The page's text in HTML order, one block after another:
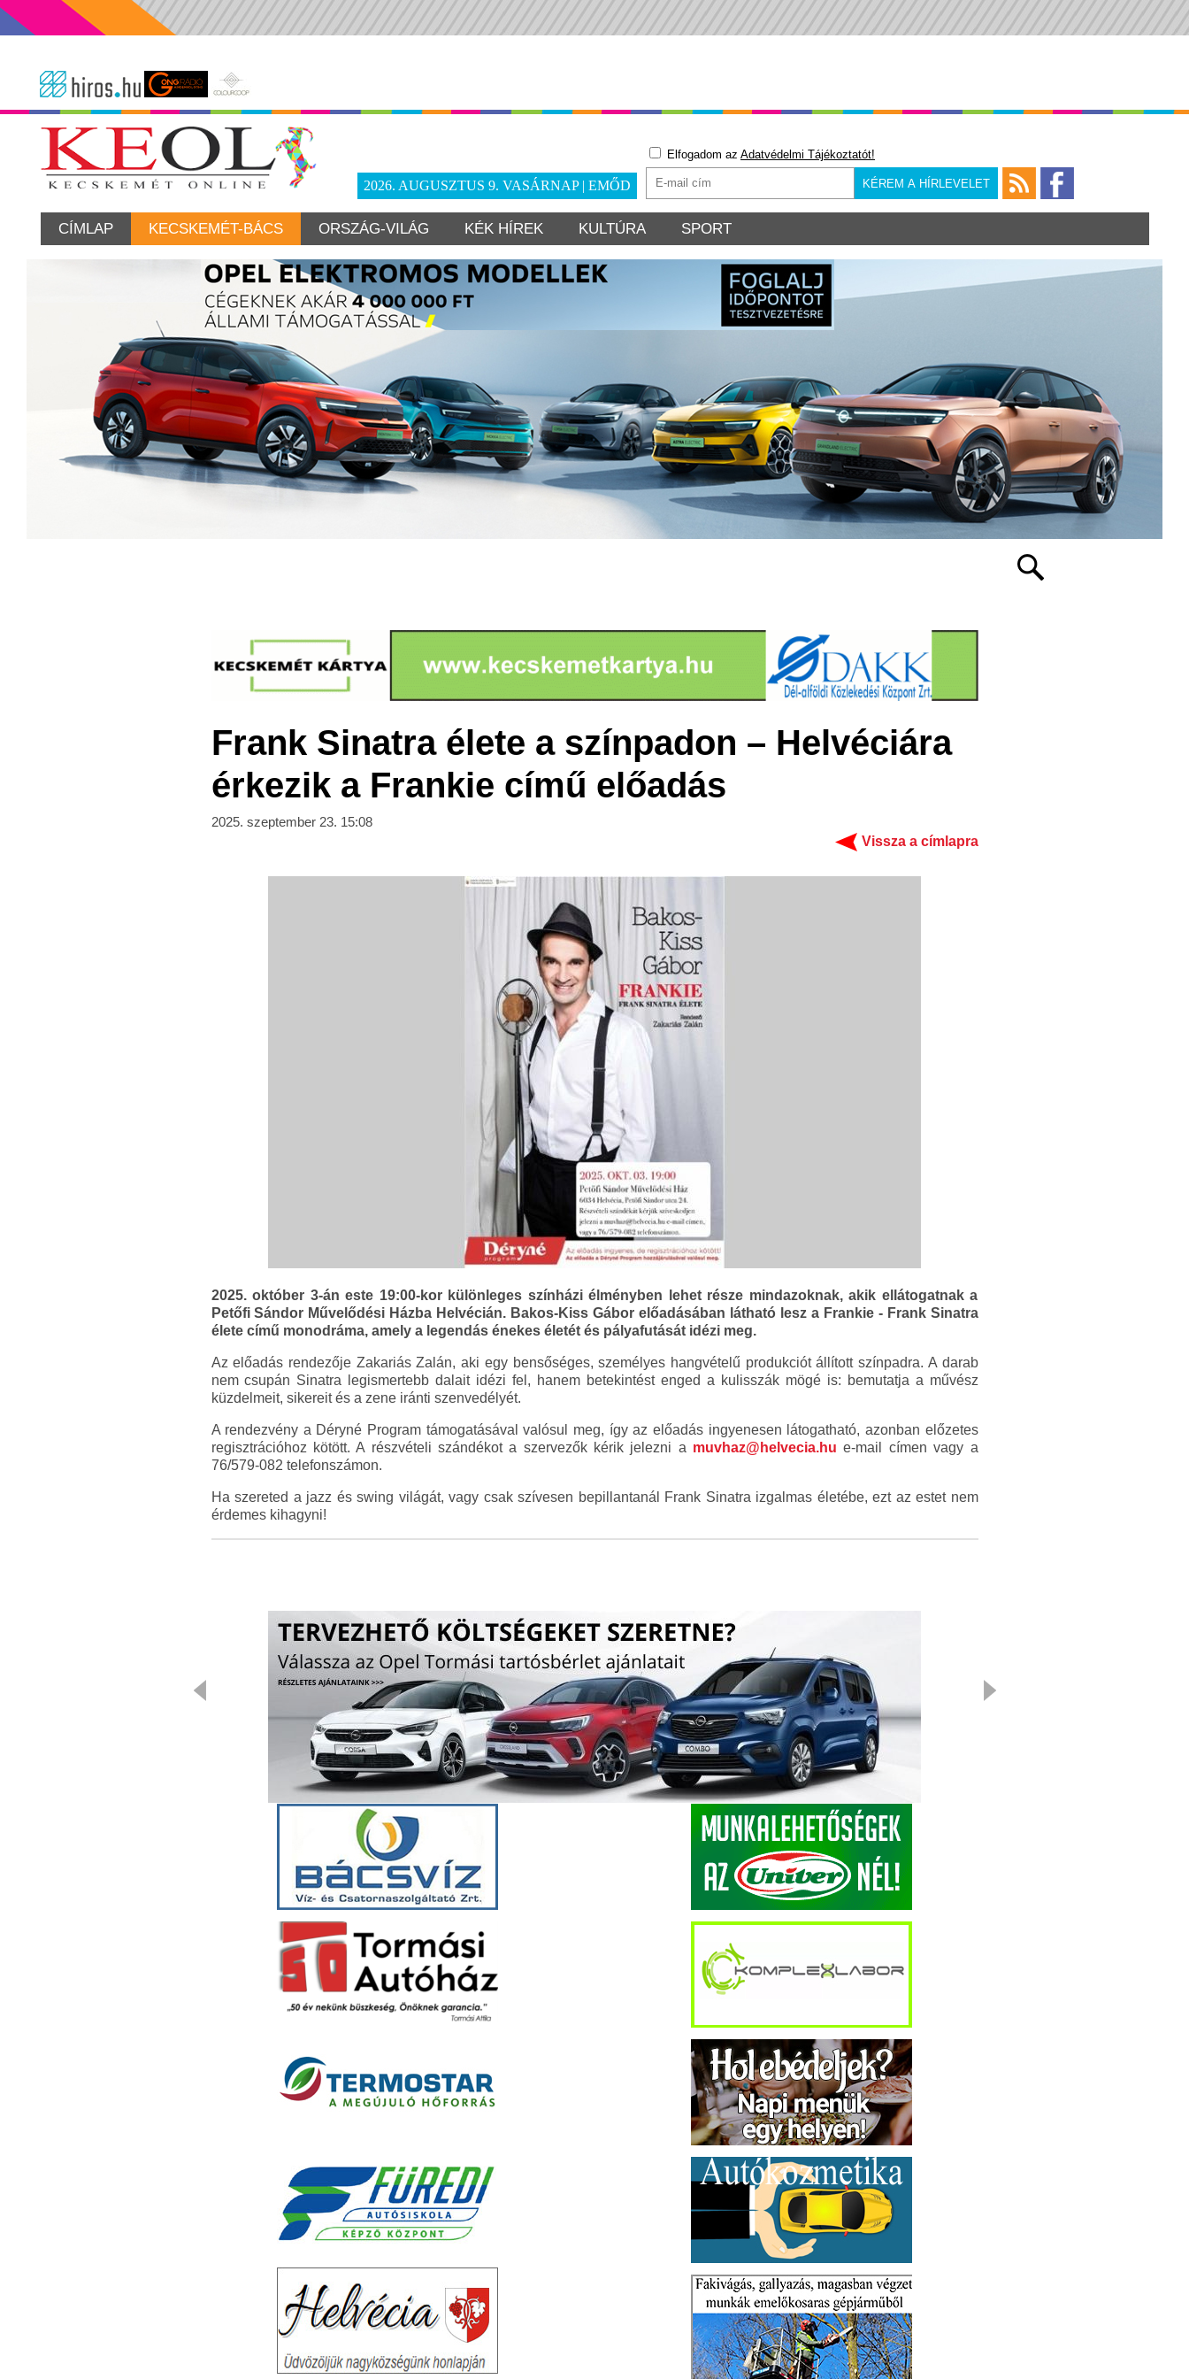
2026. AUGUSZTUS 9. VASÁRNAP | EMŐD
Elfogadom az Adatvédelmi Tájékoztatót!
CÍMLAP KECSKEMÉT-BÁCS ORSZÁG-VILÁG KÉK HÍREK KULTÚRA SPORT
Frank Sinatra élete a színpadon – Helvéciára
érkezik a Frankie című előadás
2025. szeptember 23. 15:08
Vissza a címlapra
2025. október 3-án este 19:00-kor különleges színházi élményben lehet része mindazoknak, akik ellátogatnak a
Petőfi Sándor Művelődési Házba Helvécián. Bakos-Kiss Gábor előadásában látható lesz a Frankie - Frank Sinatra
élete című monodráma, amely a legendás énekes életét és pályafutását idézi meg.
Az előadás rendezője Zakariás Zalán, aki egy bensőséges, személyes hangvételű produkciót állított színpadra. A darab
nem csupán Sinatra legismertebb dalait idézi fel, hanem betekintést enged a kulisszák mögé is: bemutatja a művész
küzdelmeit, sikereit és a zene iránti szenvedélyét.
A rendezvény a Déryné Program támogatásával valósul meg, így az előadás ingyenesen látogatható, azonban előzetes
regisztrációhoz kötött. A részvételi szándékot a szervezők kérik jelezni a muvhaz@helvecia.hu e-mail címen vagy a
76/579-082 telefonszámon.
Ha szereted a jazz és swing világát, vagy csak szívesen bepillantanál Frank Sinatra izgalmas életébe, ezt az estet nem
érdemes kihagyni!